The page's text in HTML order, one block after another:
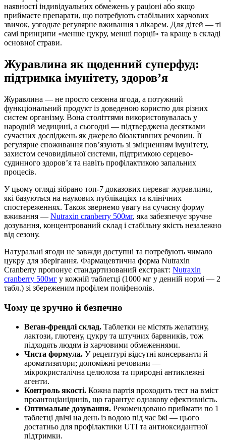
наявності індивідуальних обмежень у раціоні або якщо
приймаєте препарати, що потребують стабільних харчових
звичок, узгодьте регулярне вживання з лікарем. Для дітей — ті
самі принципи «менше цукру, менші порції» та краще в складі
основної страви.
Журавлина як щоденний суперфуд:
підтримка імунітету, здоров’я
Журавлина — не просто сезонна ягода, а потужний
функціональний продукт із доведеною користю для різних
систем організму. Вона століттями використовувалась у
народній медицині, а сьогодні — підтверджена десятками
сучасних досліджень як джерело біоактивних речовин. Її
регулярне споживання пов’язують зі зміцненням імунітету,
захистом сечовидільної системи, підтримкою серцево-
судинного здоров’я та навіть профілактикою запальних
процесів.
У цьому огляді зібрано топ-7 доказових переваг журавлини,
які базуються на наукових публікаціях та клінічних
спостереженнях. Також звернемо увагу на сучасну форму
вживання — Nutraxin cranberry 500мг, яка забезпечує зручне
дозування, концентрований склад і стабільну якість незалежно
від сезону.
Натуральні ягоди не завжди доступні та потребують чимало
цукру для зберігання. Фармацевтична форма Nutraxin
Cranberry пропонує стандартизований екстракт: Nutraxin
cranberry 500мг у кожній таблетці (1000 мг у денній нормі — 2
табл.) зі збереженим профілем поліфенолів.
Чому це зручно й безпечно
Веган-френдлі склад. Таблетки не містять желатину,
лактози, глютену, цукру та штучних барвників, тож
підходять людям із харчовими обмеженнями.
Чиста формула. У рецептурі відсутні консерванти й
ароматизатори; допоміжні речовини —
мікрокристалічна целюлоза та природні антиклежні
агенти.
Контроль якості. Кожна партія проходить тест на вміст
проантоціанідинів, що гарантує однакову ефективність.
Оптимальне дозування. Рекомендовано приймати по 1
таблетці двічі на день із водою під час їжі — цього
достатньо для профілактики UTI та антиоксидантної
підтримки.